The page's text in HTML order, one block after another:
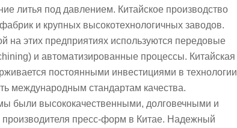
литья под давлением. Китайское производство
и крупных высокотехнологичных заводов.
на этих предприятиях используются передовые
и автоматизированные процессы. Китайская
постоянными инвестициями в технологии
международным стандартам качества.
были высококачественными, долговечными и
пресс-форм в Китае. Надежный